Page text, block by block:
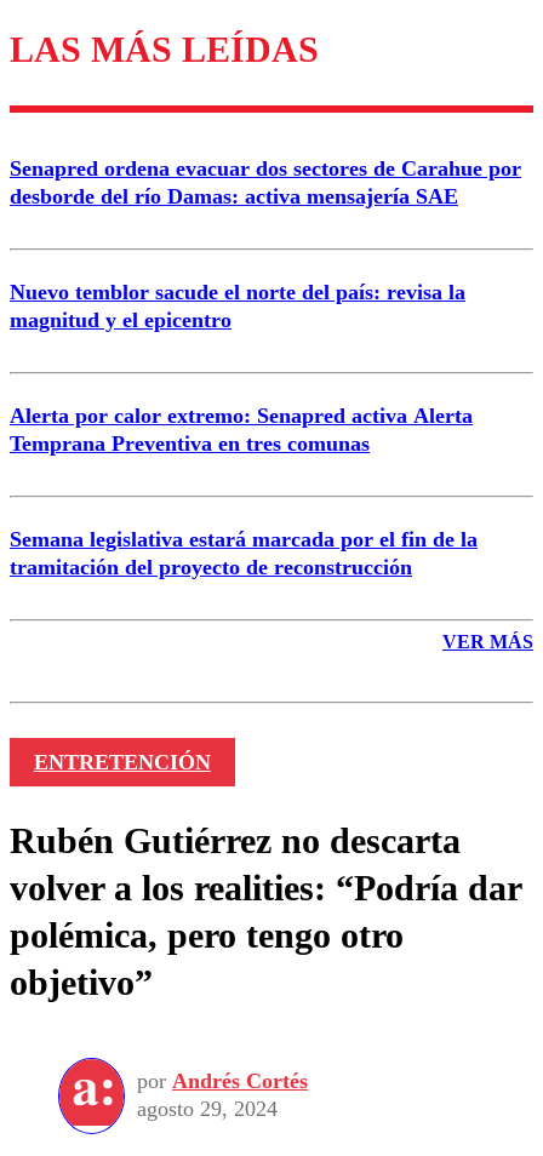
Los comentarios son moderados para garantizar un
diálogo respetuoso.
Nombre
Correo
LAS MÁS LEÍDAS
Senapred ordena evacuar dos sectores de Carahue por
desborde del río Damas: activa mensajería SAE
Nuevo temblor sacude el norte del país: revisa la
magnitud y el epicentro
Alerta por calor extremo: Senapred activa Alerta
Temprana Preventiva en tres comunas
Semana legislativa estará marcada por el fin de la
tramitación del proyecto de reconstrucción
VER MÁS
ENTRETENCIÓN
Rubén Gutiérrez no descarta
volver a los realities: “Podría dar
polémica, pero tengo otro
objetivo”
por Andrés Cortés
agosto 29, 2024